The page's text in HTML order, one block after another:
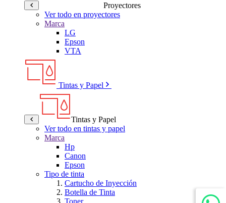
Proyectores
Ver todo en proyectores
Marca
LG
Epson
VTA
Tintas y Papel
Tintas y Papel
Ver todo en tintas y papel
Marca
Hp
Canon
Epson
Tipo de tinta
Cartucho de Inyección
Botella de Tinta
Toner